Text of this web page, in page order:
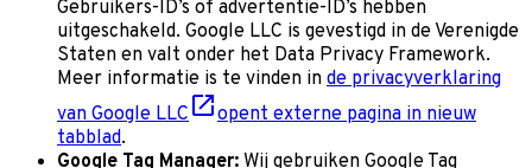
Gebruikers-ID’s of advertentie-ID’s hebben
uitgeschakeld. Google LLC is gevestigd in de Verenigde
Staten en valt onder het Data Privacy Framework.
Meer informatie is te vinden in de privacyverklaring
van Google LLC
opent externe pagina in nieuw
tabblad.
Google Tag Manager: Wij gebruiken Google Tag